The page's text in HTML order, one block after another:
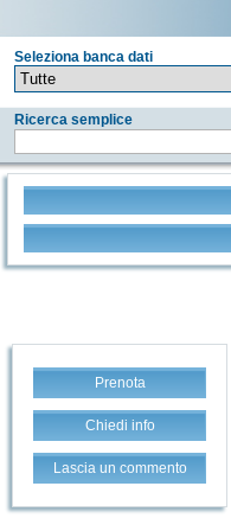
Seleziona banca dati
Ricerca semplice
Prenota
Chiedi info
Lascia un commento